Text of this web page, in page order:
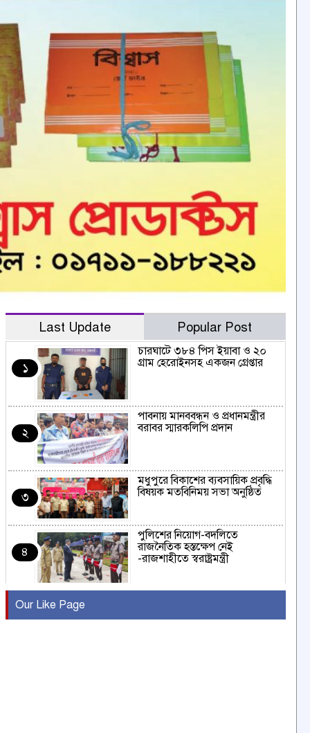
Last Update Popular Post
১
চারঘাটে ৩৮৪ পিস ইয়াবা ও ২০
গ্রাম হেরোইনসহ একজন গ্রেপ্তার
২
পাবনায় মানববন্ধন ও প্রধানমন্ত্রীর
বরাবর স্মারকলিপি প্রদান
৩
মধুপুরে বিকাশের ব্যবসায়িক প্রবৃদ্ধি
বিষয়ক মতবিনিময় সভা অনুষ্ঠিত
৪
পুলিশের নিয়োগ-বদলিতে
রাজনৈতিক হস্তক্ষেপ নেই
-রাজশাহীতে স্বরাষ্ট্রমন্ত্রী
৫
Our Like Page